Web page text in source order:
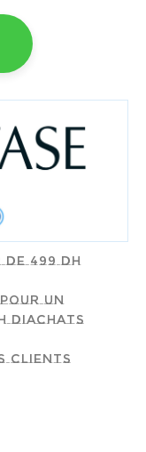
499 dh
un
d'achats
clients